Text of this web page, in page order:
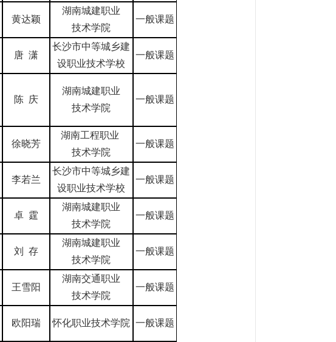
黄达颖
湖南城建职业
技术学院
一般课题
唐 潇
长沙市中等城乡建
设职业技术学校
一般课题
陈 庆
湖南城建职业
技术学院
一般课题
徐晓芳
湖南工程职业
技术学院
一般课题
李若兰
长沙市中等城乡建
设职业技术学校
一般课题
卓 霆
湖南城建职业
技术学院
一般课题
刘 存
湖南城建职业
技术学院
一般课题
王雪阳
湖南交通职业
技术学院
一般课题
欧阳瑞 怀化职业技术学院 一般课题